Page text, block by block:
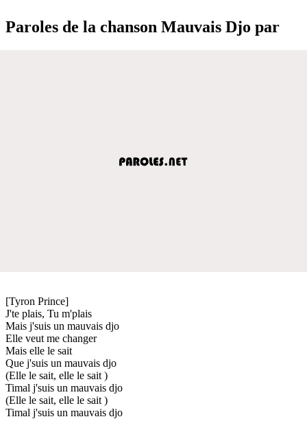
Paroles de la chanson Mauvais Djo par
[Tyron Prince]
J'te plais, Tu m'plais
Mais j'suis un mauvais djo
Elle veut me changer
Mais elle le sait
Que j'suis un mauvais djo
(Elle le sait, elle le sait )
Timal j'suis un mauvais djo
(Elle le sait, elle le sait )
Timal j'suis un mauvais djo